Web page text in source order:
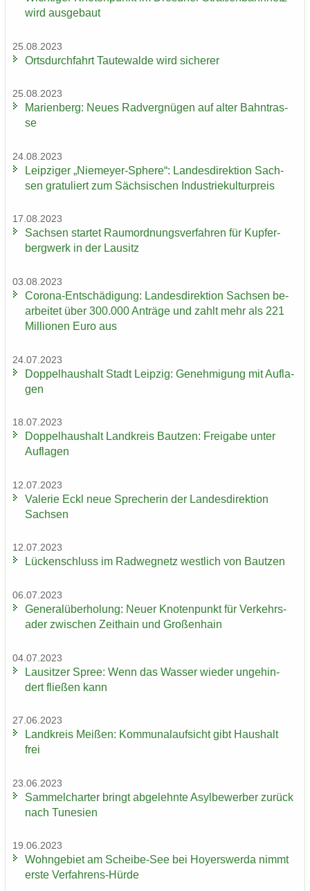
wird aus­ge­baut
25.08.2023
Orts­durch­fahrt Tau­te­wal­de wird si­che­rer
25.08.2023
Ma­ri­en­berg: Neues Rad­ver­gnü­gen auf alter Bahn­tras­
se
24.08.2023
Leip­zi­ger „Niemeyer-​Sphere“: Lan­des­di­rek­ti­on Sach­
sen gra­tu­liert zum Säch­si­schen In­dus­trie­kul­tur­preis
17.08.2023
Sach­sen star­tet Raum­ord­nungs­ver­fah­ren für Kup­fer­
berg­werk in der Lau­sitz
03.08.2023
Corona-​Entschädigung: Lan­des­di­rek­ti­on Sach­sen be­
ar­bei­tet über 300.000 An­trä­ge und zahlt mehr als 221
Mil­lio­nen Euro aus
24.07.2023
Dop­pel­haus­halt Stadt Leip­zig: Ge­neh­mi­gung mit Auf­la­
gen
18.07.2023
Dop­pel­haus­halt Land­kreis Baut­zen: Frei­ga­be unter
Auf­la­gen
12.07.2023
Va­le­rie Eckl neue Spre­che­rin der Lan­des­di­rek­ti­on
Sach­sen
12.07.2023
Lü­cken­schluss im Rad­weg­netz west­lich von Baut­zen
06.07.2023
Ge­ne­ral­über­ho­lung: Neuer Kno­ten­punkt für Ver­kehrs­
ader zwi­schen Zeit­hain und Gro­ßen­hain
04.07.2023
Lau­sit­zer Spree: Wenn das Was­ser wie­der un­ge­hin­
dert flie­ßen kann
27.06.2023
Land­kreis Mei­ßen: Kom­mu­nal­auf­sicht gibt Haus­halt
frei
23.06.2023
Sam­mel­char­ter bringt ab­ge­lehn­te Asyl­be­wer­ber zu­rück
nach Tu­ne­si­en
19.06.2023
Wohn­ge­biet am Scheibe-​See bei Ho­yers­wer­da nimmt
erste Verfahrens-​Hürde